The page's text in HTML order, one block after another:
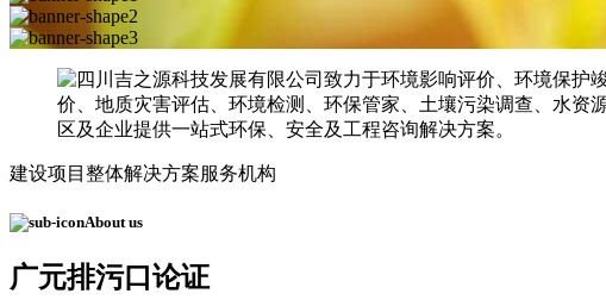
建设项目整体解决方案服务机构
About us
广元排污口论证